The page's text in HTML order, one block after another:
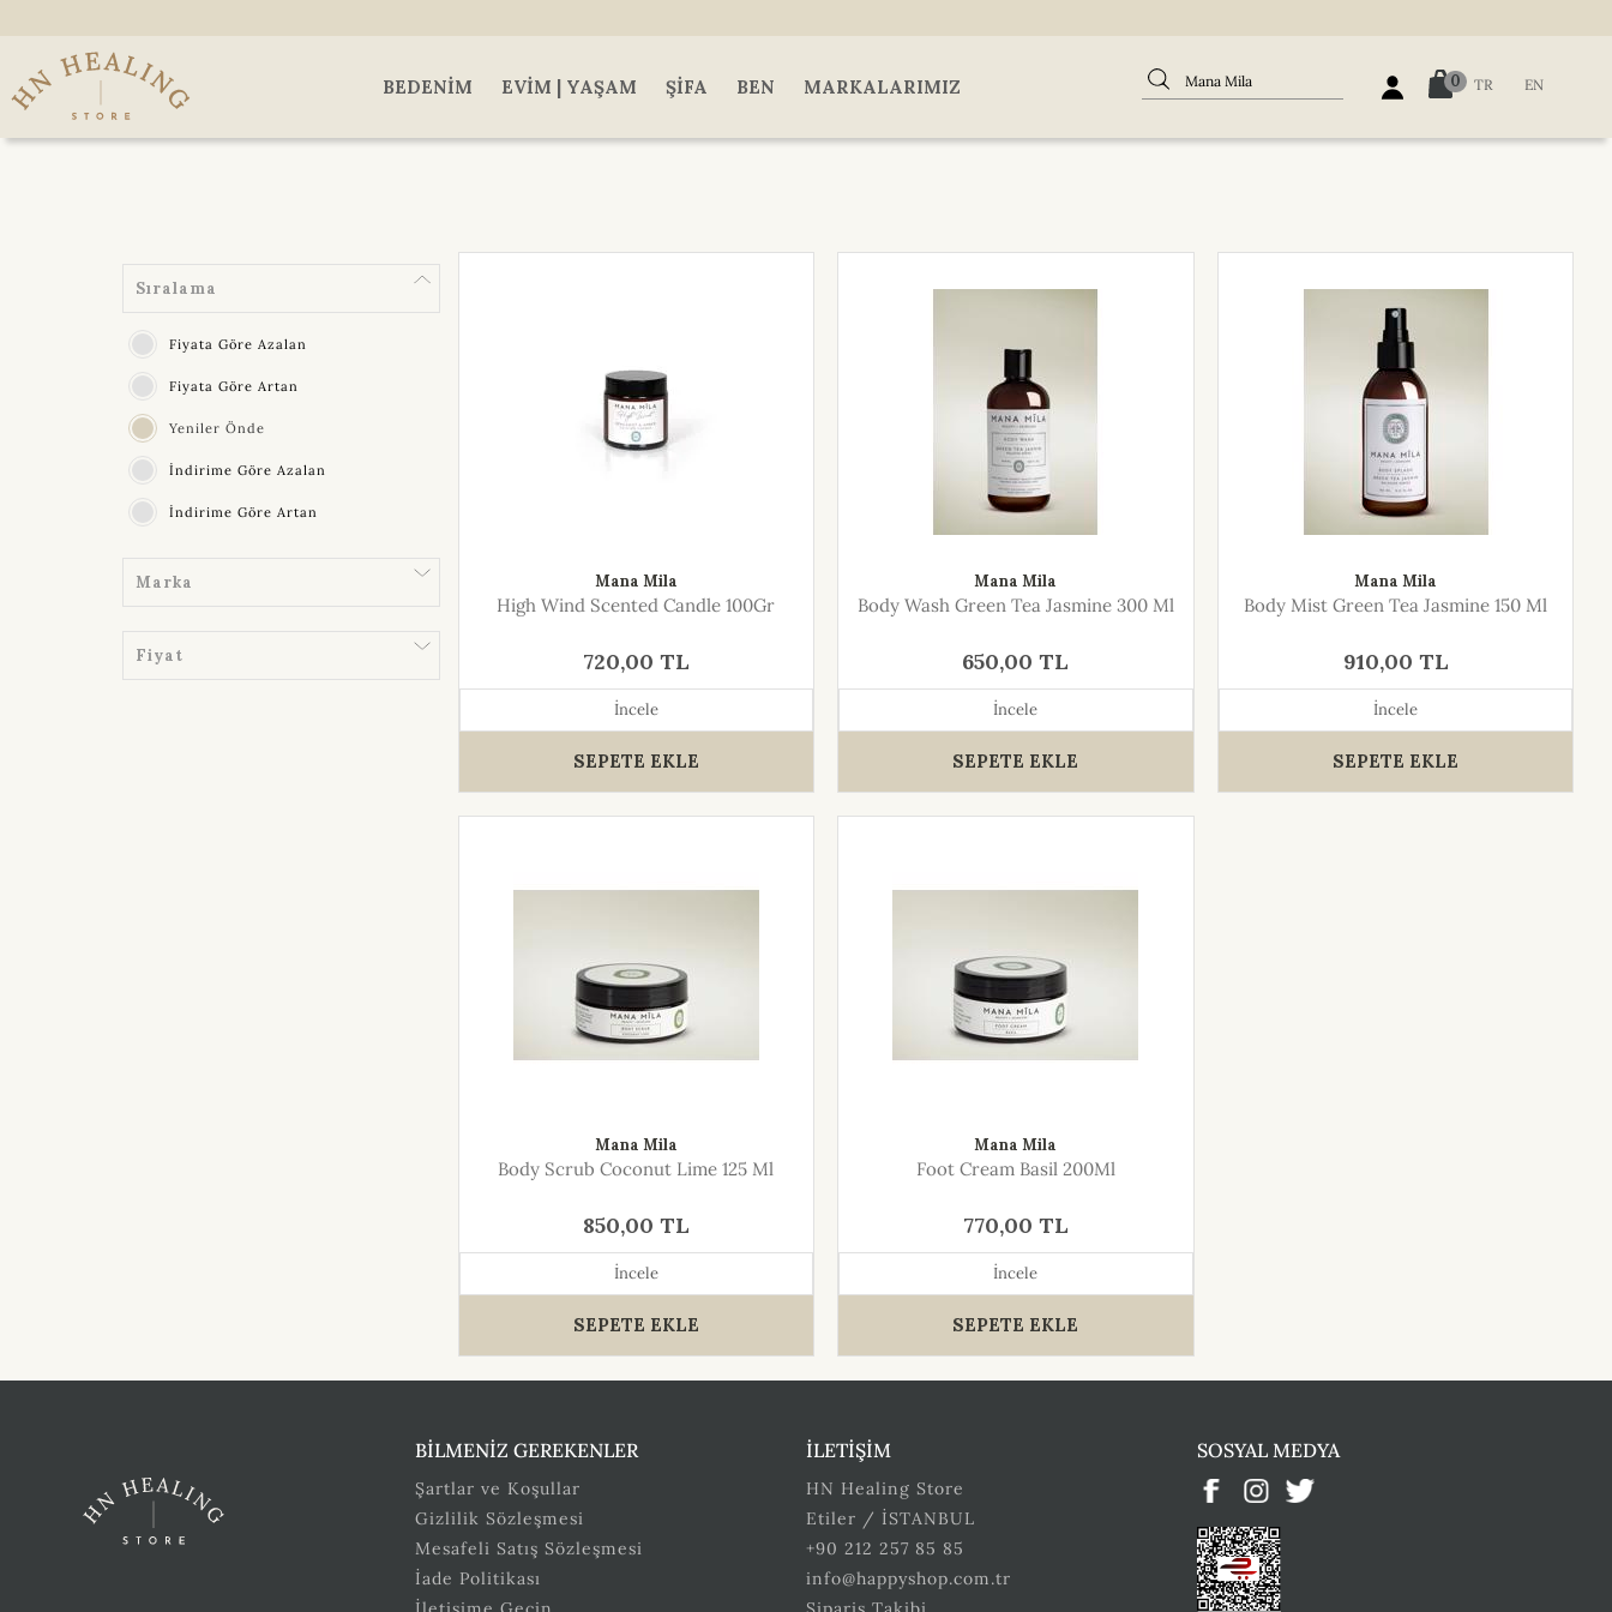
BEDENIM EVIM | YAŞAM ŞIFA BEN MARKALARIMIZ 0 TR EN
Sıralama
Fiyata Göre Azalan
Fiyata Göre Artan
Yeniler Önde
İndirime Göre Azalan
İndirime Göre Artan
Marka
Fiyat
Mana Mila
High Wind Scented Candle 100Gr
720,00 TL
İncele
SEPETE EKLE
Mana Mila
Body Wash Green Tea Jasmine 300 Ml
650,00 TL
İncele
SEPETE EKLE
Mana Mila
Body Mist Green Tea Jasmine 150 Ml
910,00 TL
İncele
SEPETE EKLE
Mana Mila
Body Scrub Coconut Lime 125 Ml
850,00 TL
İncele
SEPETE EKLE
Mana Mila
Foot Cream Basil 200Ml
770,00 TL
İncele
SEPETE EKLE
BİLMENİZ GEREKENLER
Şartlar ve Koşullar
Gizlilik Sözleşmesi
Mesafeli Satış Sözleşmesi
İade Politikası
İLETİŞİM
HN Healing Store
Etiler / İSTANBUL
+90 212 257 85 85
info@happyshop.com.tr
SOSYAL MEDYA